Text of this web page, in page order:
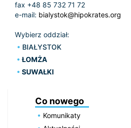
fax +48 85 732 71 72
e-mail: bialystok@hipokrates.org
Wybierz oddział:
BIAŁYSTOK
ŁOMŻA
SUWAŁKI
Co nowego
Komunikaty